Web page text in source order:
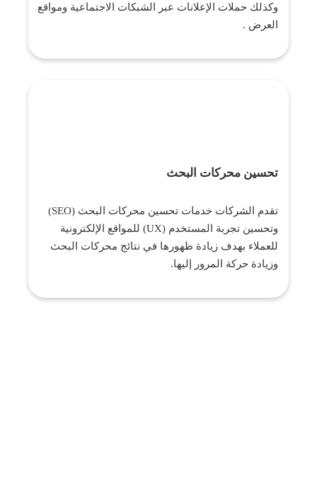
وكذلك حملات الإعلانات عبر الشبكات الاجتماعية ومواقع
العرض .
تحسين محركات البحث
تقدم الشركات خدمات تحسين محركات البحث (SEO)
وتحسين تجربة المستخدم (UX) للمواقع الإلكترونية
للعملاء بهدف زيادة ظهورها في نتائج محركات البحث
وزيادة حركة المرور إليها.